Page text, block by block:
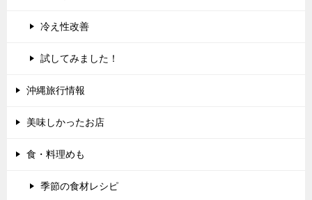
冷え性改善
試してみました！
沖縄旅行情報
美味しかったお店
食・料理めも
季節の食材レシピ